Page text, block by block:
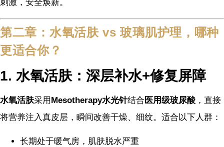
刺激，安全焕新。
第二章：水氧活肤 vs 玻璃肌护理，哪种
更适合你？
1. 水氧活肤：深层补水+修复屏障
水氧活肤采用 Mesotherapy水光针结合 医用级玻尿酸 ，直接
将营养注入真皮层，瞬间改善干燥、细纹。适合以下人群：
长期处于暖气房，肌肤脱水严重